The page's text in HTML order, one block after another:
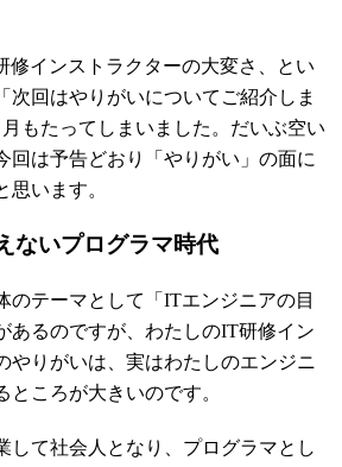
修インストラクターの大変さ、とい
次回はやりがいについてご紹介しま
もたってしまいました。だいぶ空い
回は予告どおり「やりがい」の面に
思います。
ないプログラマ時代
テーマとして「ITエンジニアの目
あるのですが、わたしのIT研修イン
やりがいは、実はわたしのエンジニ
ところが大きいのです。
て社会人となり、プログラマとし